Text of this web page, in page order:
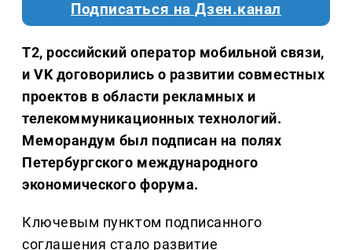
Подписаться на Дзен.канал
Т2, российский оператор мобильной связи,
и VK договорились о развитии совместных
проектов в области рекламных и
телекоммуникационных технологий.
Меморандум был подписан на полях
Петербургского международного
экономического форума.
Ключевым пунктом подписанного
соглашения стало развитие